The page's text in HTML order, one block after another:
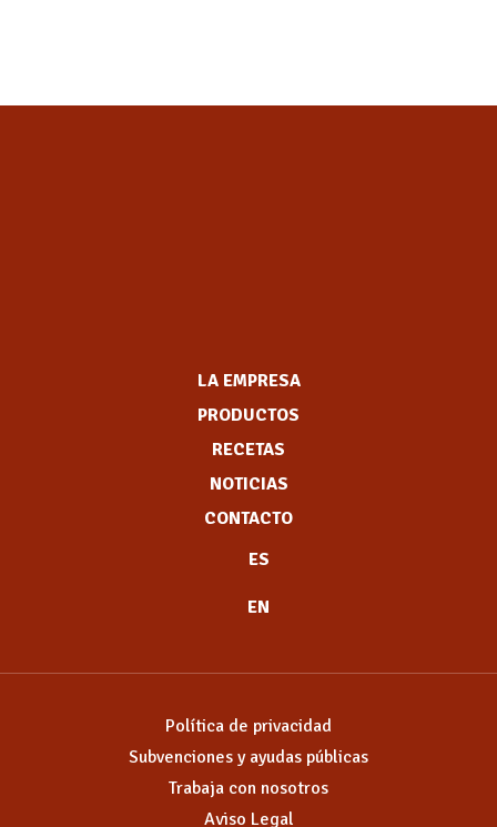
LA EMPRESA
PRODUCTOS
RECETAS
NOTICIAS
CONTACTO
ES
EN
Política de privacidad
Subvenciones y ayudas públicas
Trabaja con nosotros
Aviso Legal